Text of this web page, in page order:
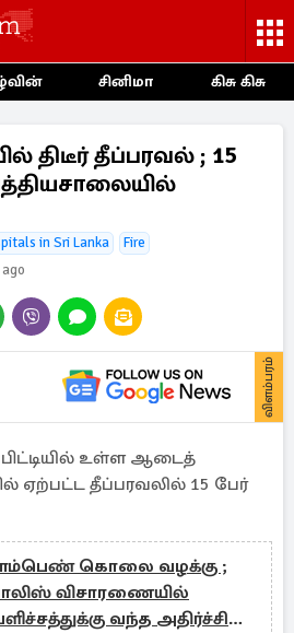
சினிமா கிசு கிசு
திடீர் தீப்பரவல் ; 15
in Sri Lanka
Fire
விளம்பரம்
உள்ள ஆடைத்
ஏற்பட்ட தீப்பரவலில் 15 பேர்
கொலை வழக்கு ;
விசாரணையில்
வந்த அதிர்ச்சி